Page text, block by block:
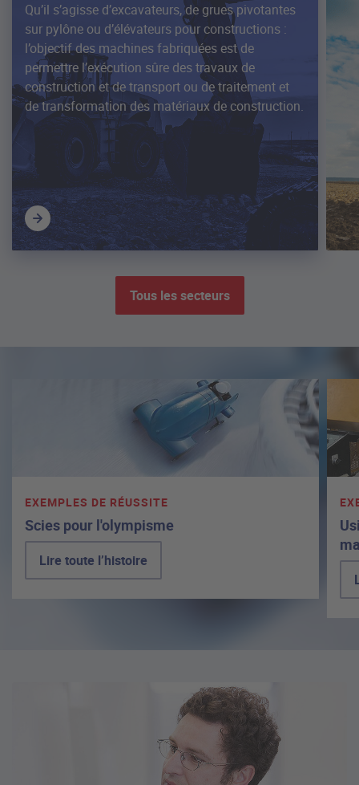
Qu’il s’agisse d’excavateurs, de grues pivotantes
sur pylône ou d’élévateurs pour constructions :
l’objectif des machines fabriquées est de
permettre l’exécution sûre des travaux de
construction et de transport ou de traitement et
de transformation des matériaux de construction.
Tous les secteurs
EXEMPLES DE RÉUSSITE
Scies pour l'olympisme
Lire toute l’histoire